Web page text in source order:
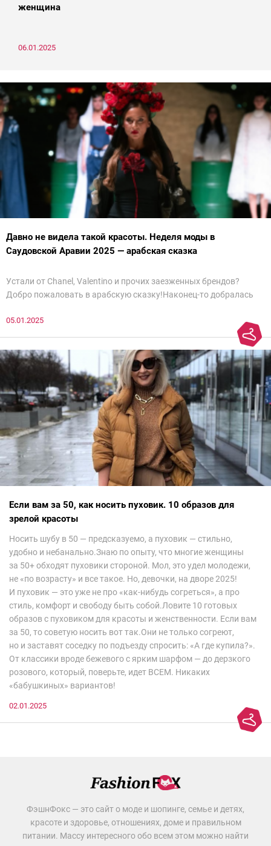
женщина
06.01.2025
Давно не видела такой красоты. Неделя моды в
Саудовской Аравии 2025 — арабская сказка
Устали от Chanel, Valentino и прочих заезженных брендов?
Добро пожаловать в арабскую сказку!Наконец-то добралась
все и осталась под глубоким впечатлением. Национальный
колорит Ближнего Востока на современный манер — это
невероятно красиво.Все стереотипы, какие были у меня насчет
арабских дизайнеров, рассеялись как дым. А столько красоты
сегодня сложно увидеть на других известных неделях
мод.Самое интересное сейчас покажу ?
05.01.2025
Если вам за 50, как носить пуховик. 10 образов для
зрелой красоты
Носить шубу в 50 — предсказуемо, а пуховик — стильно,
удобно и небанально.Знаю по опыту, что многие женщины
за 50+ обходят пуховики стороной. Мол, это удел молодежи,
не «по возрасту» и все такое. Но, девочки, на дворе 2025!
И пуховик — это уже не про «как-нибудь согреться», а про
стиль, комфорт и свободу быть собой.Ловите 10 готовых
образов с пуховиком для красоты и женственности. Если вам
за 50, то советую носить вот так.Они не только согреют,
но и заставят соседку по подъезду спросить: «А где купила?».
От классики вроде бежевого с ярким шарфом — до дерзкого
розового, который, поверьте, идет ВСЕМ. Никаких
«бабушкиных» вариантов!
02.01.2025
ФэшнФокс — это сайт о моде и шопинге, семье и детях,
красоте и здоровье, отношениях, доме и правильном
питании. Массу интересного обо всем этом можно найти